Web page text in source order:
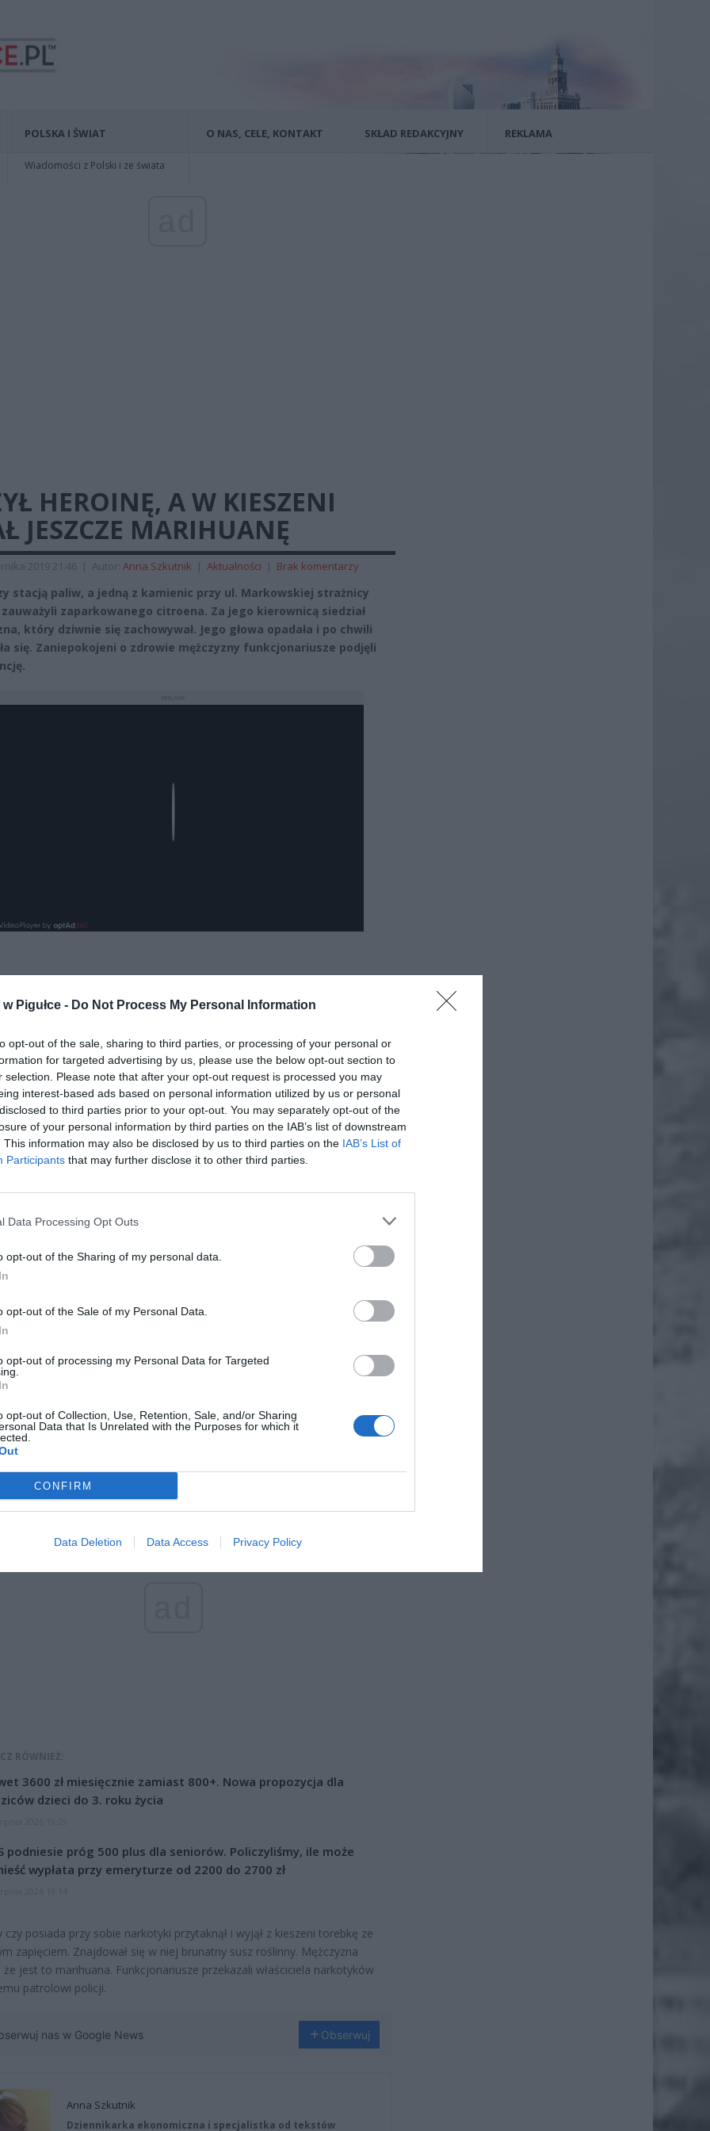
Pigułce - Do Not Process My Personal Information
opt-out of the sale, sharing to third parties, or processing of your personal or
for targeted advertising by us, please use the below opt-out section to
selection. Please note that after your opt-out request is processed you may
interest-based ads based on personal information utilized by us or personal
to third parties prior to your opt-out. You may separately opt-out of the
of your personal information by third parties on the IAB’s list of downstream
This information may also be disclosed by us to third parties on the IAB’s List of
Participants that may further disclose it to other third parties.
Data Processing Opt Outs
opt-out of the Sharing of my personal data.
opt-out of the Sale of my Personal Data.
opt-out of processing my Personal Data for Targeted
opt-out of Collection, Use, Retention, Sale, and/or Sharing
Data that Is Unrelated with the Purposes for which it
CONFIRM
Data Deletion Data Access Privacy Policy
POLSKA I ŚWIAT
Wiadomości z Polski i ze świata
O NAS, CELE, KONTAKT SKŁAD REDAKCYJNY REKLAMA
HEROINĘ, A W KIESZENI
JESZCZE MARIHUANĘ
2019 21:46 | Autor: Anna Szkutnik | Aktualności | Brak komentarzy
stacją paliw, a jedną z kamienic przy ul. Markowskiej strażnicy
zaparkowanego citroena. Za jego kierownicą siedział
który dziwnie się zachowywał. Jego głowa opadała i po chwili
się. Zaniepokojeni o zdrowie mężczyzny funkcjonariusze podjęli
nas do preferowanych źródeł w Google
podeszli do auta i spojrzeli przez szybę. Wewnątrz auta zauważyli,
trzyma w ręku kawałek aluminiowej folii, a pomiędzy fotelami leży
z aluminiowej folii rurka ze śladami krwi. Gdy zapukali w szybę mężczyzna
i otworzył drzwi. W rozmowie przyznał, że zatrzymał się w tym miejscu i
Strażnicy poprosili by wysiadł. Mężczyzna sprawiał wrażenie
RÓWNIEŻ:
3600 zł miesięcznie zamiast 800+. Nowa propozycja dla
dzieci do 3. roku życia
podniesie próg 500 plus dla seniorów. Policzyliśmy, ile może
wypłata przy emeryturze od 2200 do 2700 zł
czy posiada przy sobie narkotyki przytaknął i wyjął z kieszeni torebkę ze
zapięciem. Znajdował się w niej brunatny susz roślinny. Mężczyzna
że jest to marihuana. Funkcjonariusze przekazali właściciela narkotyków
patrolowi policji.
nas w Google News Obserwuj
Anna Szkutnik
Dziennikarka ekonomiczna i specjalistka od tekstów